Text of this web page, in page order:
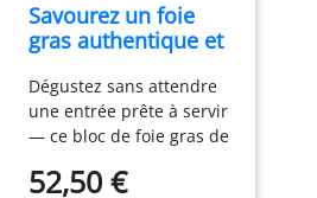
Savourez un foie
gras authentique et
avec JEAN
LARNAUDIE, bloc de
foie gras de canard
du Sud-Ouest,
format familial de
Dégustez sans attendre
une entrée prête à servir
— ce bloc de foie gras de
nécessite aucune
52,50 €